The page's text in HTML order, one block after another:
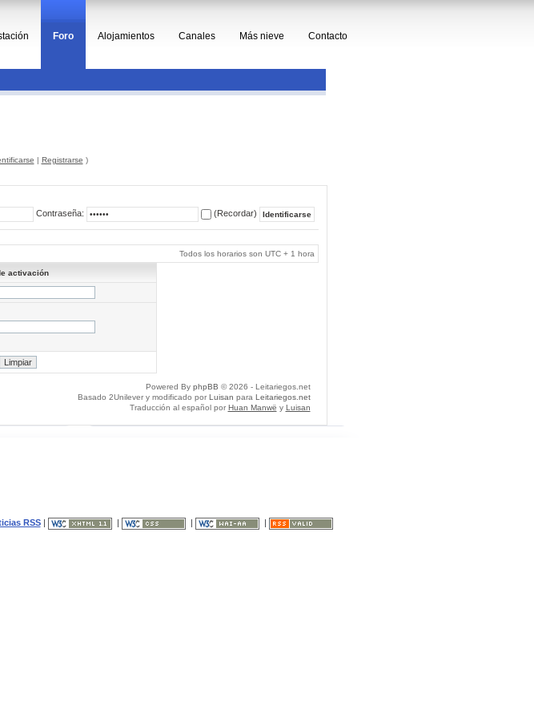
Foro Alojamientos Canales Más nieve Contacto
| Registrarse )
Contraseña: (Recordar)
Todos los horarios son UTC + 1 hora
activación
Powered By phpBB © 2026 - Leitariegos.net
Basado 2Unilever y modificado por Luisan para Leitariegos.net
Traducción al español por Huan Manwë y Luisan
RSS|